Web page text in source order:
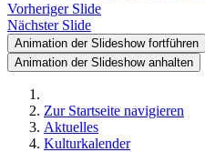
Vorheriger Slide
Nächster Slide
Animation der Slideshow fortführen
Animation der Slideshow anhalten
Zur Startseite navigieren
Aktuelles
Kulturkalender